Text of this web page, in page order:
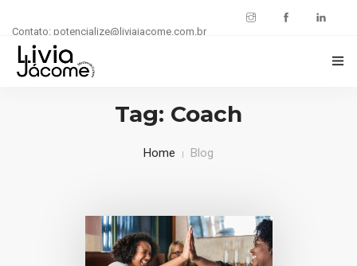
Contato: potencialize@liviajacome.com.br
Tag: Coach
Home Blog